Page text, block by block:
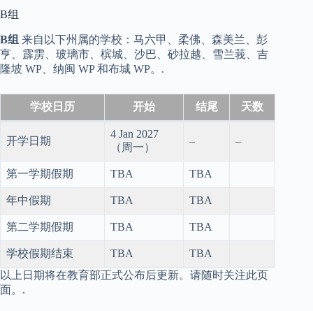
B组
B组 来自以下州属的学校：马六甲、柔佛、森美兰、彭
亨、霹雳、玻璃市、槟城、沙巴、砂拉越、雪兰莪、吉
隆坡 WP、纳闽 WP 和布城 WP。.
学校日历 开始 结尾 天数
开学日期
4 Jan 2027
（周一）
– –
第一学期假期 TBA TBA
年中假期 TBA TBA
第二学期假期 TBA TBA
学校假期结束 TBA
TBA
以上日期将在教育部正式公布后更新。请随时关注此页
面。.